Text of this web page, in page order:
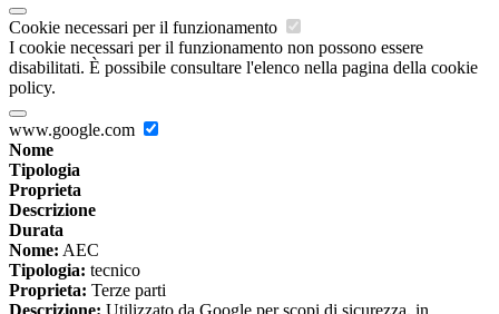
Cookie necessari per il funzionamento
I cookie necessari per il funzionamento non possono essere
disabilitati. È possibile consultare l'elenco nella pagina della cookie
policy.
www.google.com
Nome
Tipologia
Proprieta
Descrizione
Durata
Nome: AEC
Tipologia: tecnico
Proprieta: Terze parti